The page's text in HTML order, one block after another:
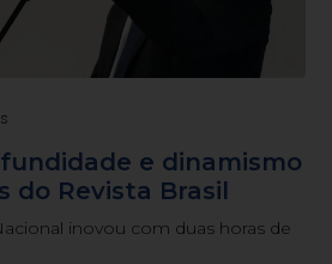
e dinamismo
do Revista Brasil
inovou com duas horas de